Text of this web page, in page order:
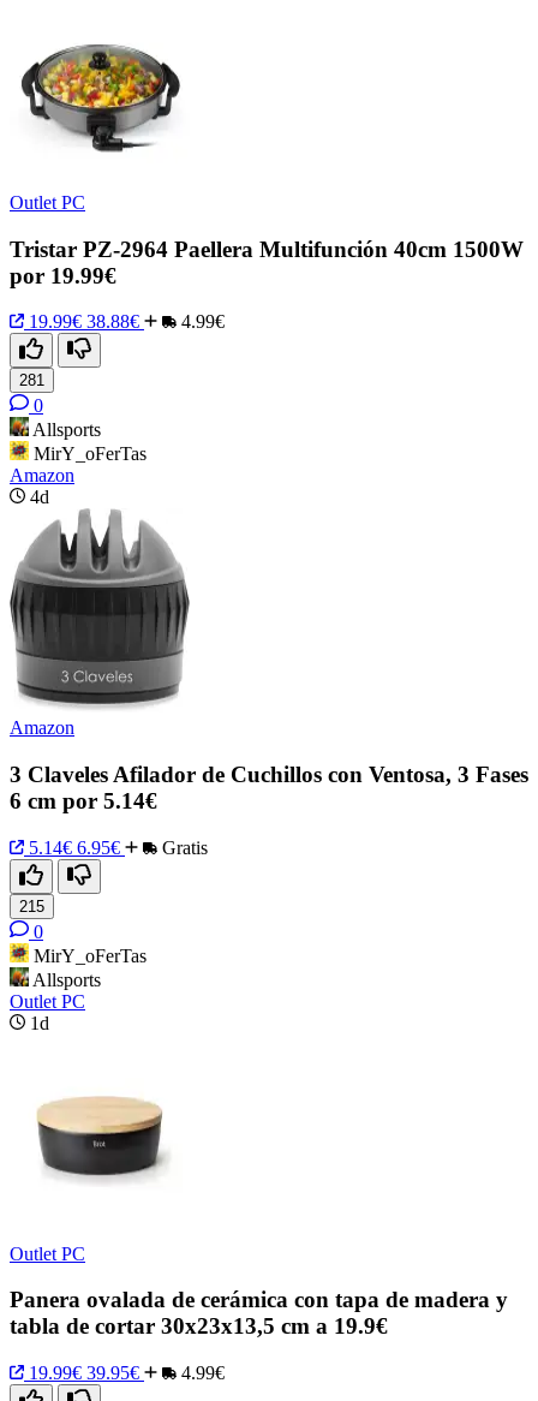
Outlet PC
Tristar PZ-2964 Paellera Multifunción 40cm 1500W
por 19.99€
19.99€ 38.88€ 4.99€
281
0
Allsports
MirY_oFerTas
Amazon
4d
Amazon
3 Claveles Afilador de Cuchillos con Ventosa, 3 Fases
6 cm por 5.14€
5.14€ 6.95€ Gratis
215
0
MirY_oFerTas
Allsports
Outlet PC
1d
Outlet PC
Panera ovalada de cerámica con tapa de madera y
tabla de cortar 30x23x13,5 cm a 19.9€
19.99€ 39.95€ 4.99€